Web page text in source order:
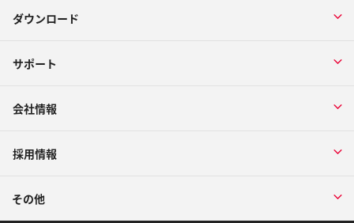
ダウンロード
サポート
会社情報
採用情報
その他